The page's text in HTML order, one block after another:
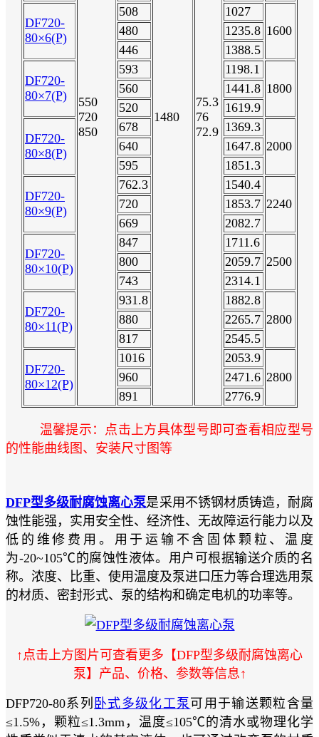
550
720
850
1480
75.3
76
72.9
DF720-
80×6(P)
508
1027
1600
480
1235.8
446
1388.5
DF720-
80×7(P)
593
1198.1
1800
560
1441.8
520
1619.9
DF720-
80×8(P)
678
1369.3
2000
640
1647.8
595
1851.3
DF720-
80×9(P)
762.3
1540.4
2240
720
1853.7
669
2082.7
DF720-
80×10(P)
847
1711.6
2500
800
2059.7
743
2314.1
DF720-
80×11(P)
931.8
1882.8
2800
880
2265.7
817
2545.5
DF720-
80×12(P)
1016
2053.9
2800
960
2471.6
891
2776.9
温馨提示：点击上方具体型号即可查看相应型号
的性能曲线图、安装尺寸图等
DFP型多级耐腐蚀离心泵是采用不锈钢材质铸造，耐腐
蚀性能强，实用安全性、经济性、无故障运行能力以及
低的维修费用。用于运输不含固体颗粒、温度
为-20~105℃的腐蚀性液体。用户可根据输送介质的名
称。浓度、比重、使用温度及泵进口压力等合理选用泵
的材质、密封形式、泵的结构和确定电机的功率等。
↑点击上方图片可查看更多【DFP型多级耐腐蚀离心
泵】产品、价格、参数等信息↑
DFP720-80系列 卧式多级化工泵 可用于输送颗粒含量
≤1.5%，颗粒≤1.3mm，温度≤105℃的清水或物理化学